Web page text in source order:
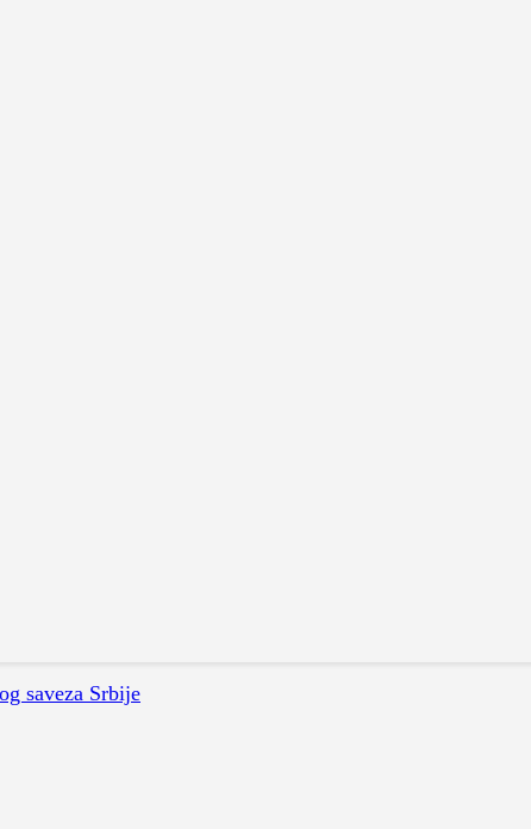
saveza Srbije